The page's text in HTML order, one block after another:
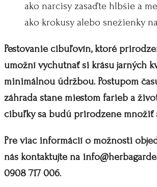
ako narcisy zasaďte hlbšie a
ako krokusy alebo snežienky
Pestovanie cibuľovín, ktoré
umožní vychutnať si krásu jarných
minimálnou údržbou. Postupom
záhrada stane miestom farieb a
cibuľky sa budú prirodzene množiť
Pre viac informácií o možnosti
nás kontaktujte na
0908 717 006.